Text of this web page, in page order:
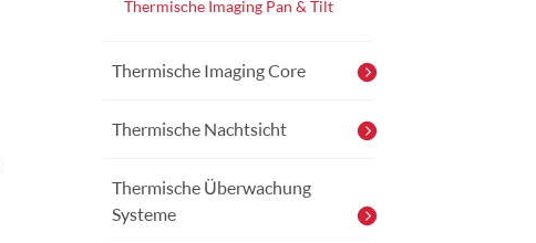
Thermische Imaging Pan & Tilt
Thermische Imaging Core
Thermische Nachtsicht
Thermische Überwachung
Systeme